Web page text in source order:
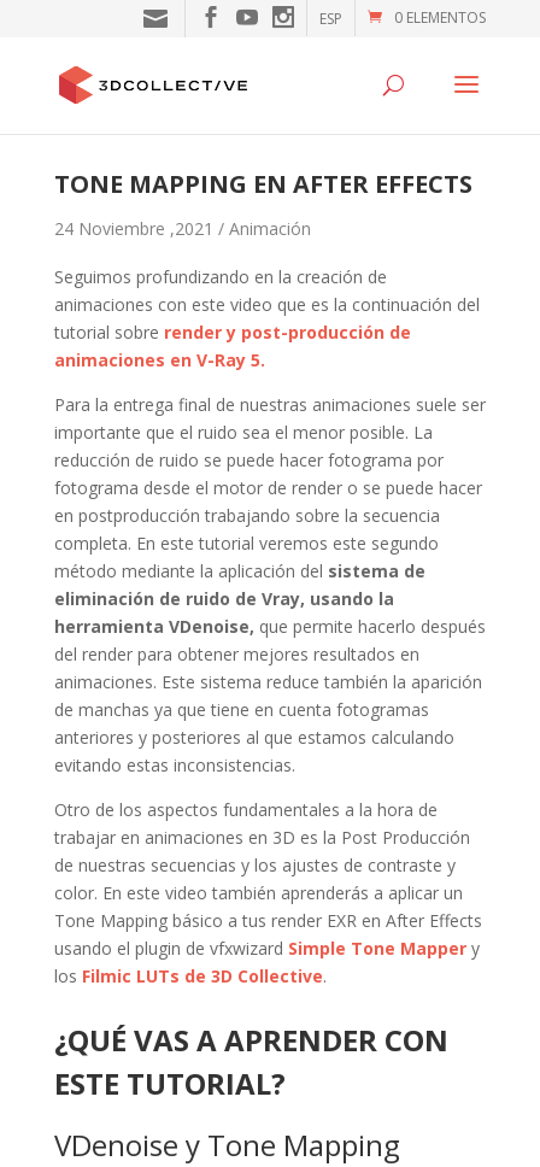
0 ELEMENTOS
ESP
TONE MAPPING EN AFTER EFFECTS
24 Noviembre ,2021 / Animación
Seguimos profundizando en la creación de
animaciones con este video que es la continuación del
tutorial sobre render y post-producción de
animaciones en V-Ray 5.
Para la entrega final de nuestras animaciones suele ser
importante que el ruido sea el menor posible. La
reducción de ruido se puede hacer fotograma por
fotograma desde el motor de render o se puede hacer
en postproducción trabajando sobre la secuencia
completa. En este tutorial veremos este segundo
método mediante la aplicación del sistema de
eliminación de ruido de Vray, usando la
herramienta VDenoise, que permite hacerlo después
del render para obtener mejores resultados en
animaciones. Este sistema reduce también la aparición
de manchas ya que tiene en cuenta fotogramas
anteriores y posteriores al que estamos calculando
evitando estas inconsistencias.
Otro de los aspectos fundamentales a la hora de
trabajar en animaciones en 3D es la Post Producción
de nuestras secuencias y los ajustes de contraste y
color. En este video también aprenderás a aplicar un
Tone Mapping básico a tus render EXR en After Effects
usando el plugin de vfxwizard Simple Tone Mappery
los Filmic LUTs de 3D Collective.
¿QUÉ VAS A APRENDER CON
ESTE TUTORIAL?
VDenoise y Tone Mapping